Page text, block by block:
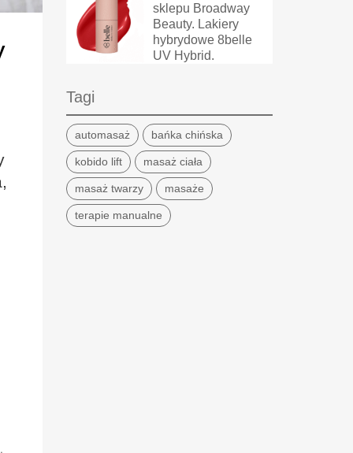
sklepu Broadway
Beauty. Lakiery
hybrydowe 8belle
UV Hybrid.
Tagi
automasaż bańka chińska
kobido lift masaż ciała
masaż twarzy masaże
terapie manualne